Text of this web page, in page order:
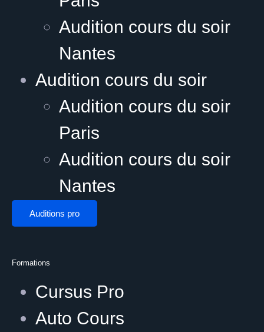
Audition cours du soir
Nantes
Audition cours du soir
Audition cours du soir
Paris
Audition cours du soir
Nantes
Auditions pro
Formations
Cursus Pro
Auto Cours